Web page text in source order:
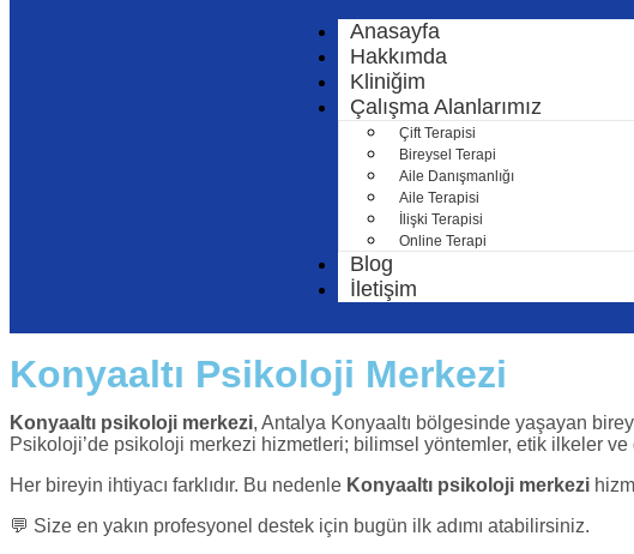
Anasayfa
Hakkımda
Kliniğim
Çalışma Alanlarımız
Çift Terapisi
Bireysel Terapi
Aile Danışmanlığı
Aile Terapisi
İlişki Terapisi
Online Terapi
Blog
İletişim
Konyaaltı Psikoloji Merkezi
Konyaaltı psikoloji merkezi, Antalya Konyaaltı bölgesinde yaşayan
Psikoloji’de psikoloji merkezi hizmetleri; bilimsel yöntemler, etik ilkeler ve
Her bireyin ihtiyacı farklıdır. Bu nedenle Konyaaltı psikoloji merkezi
💬 Size en yakın profesyonel destek için bugün ilk adımı atabilirsiniz.